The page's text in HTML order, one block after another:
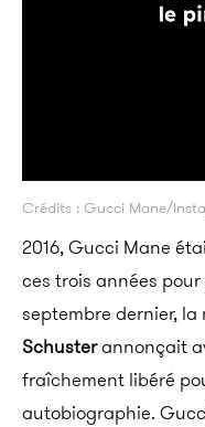
Crédits : Gucci Mane/
2016, Gucci Mane
ces trois années
septembre dernier, la
Schusterannonçait
fraîchement libéré
autobiographie.